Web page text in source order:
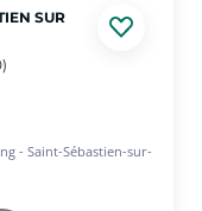
SUR
- Saint-Sébastien-sur-